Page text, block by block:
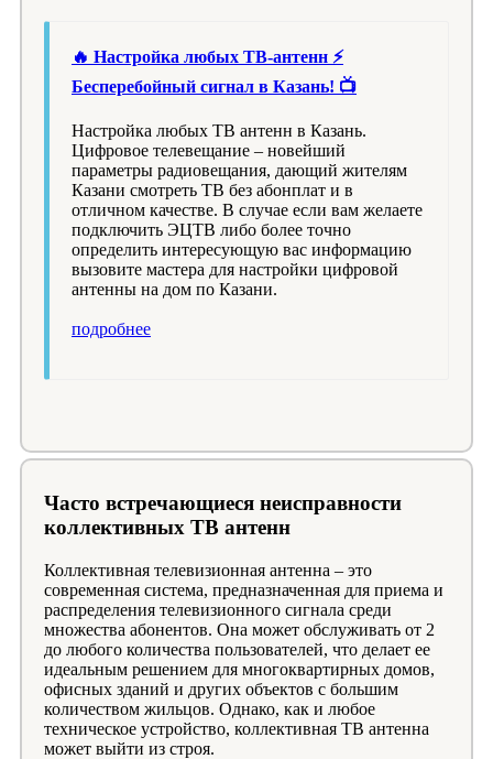
🔥 Настройка любых ТВ-антенн ⚡️
Бесперебойный сигнал в Казань! 📺
Настройка любых ТВ антенн в Казань.
Цифровое телевещание – новейший
параметры радиовещания, дающий жителям
Казани смотреть ТВ без абонплат и в
отличном качестве. В случае если вам желаете
подключить ЭЦТВ либо более точно
определить интересующую вас информацию
вызовите мастера для настройки цифровой
антенны на дом по Казани.
подробнее
Часто встречающиеся неисправности
коллективных ТВ антенн
Коллективная телевизионная антенна – это
современная система, предназначенная для приема и
распределения телевизионного сигнала среди
множества абонентов. Она может обслуживать от 2
до любого количества пользователей, что делает ее
идеальным решением для многоквартирных домов,
офисных зданий и других объектов с большим
количеством жильцов. Однако, как и любое
техническое устройство, коллективная ТВ антенна
может выйти из строя.